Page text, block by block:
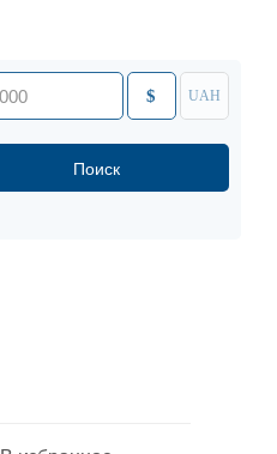
$ UAH